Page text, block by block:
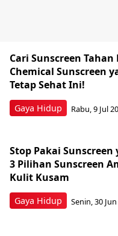
Gaya Hidup
Cari Sunscreen Tahan
Chemical Sunscreen
Tetap Sehat Ini!
Rabu, 9 Jul
Gaya Hidup
Stop Pakai
3 Pilihan Sunscreen
Kulit Kusam
Senin, 30